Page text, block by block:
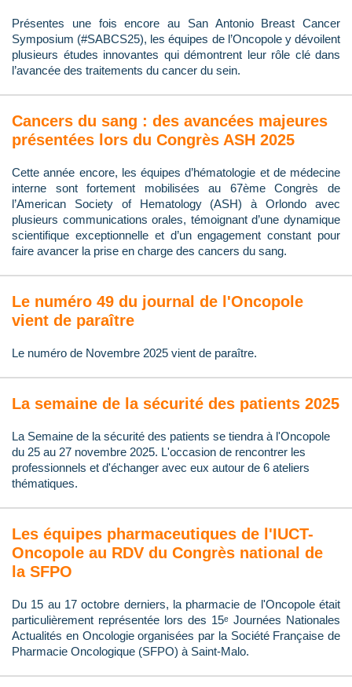
Présentes une fois encore au San Antonio Breast Cancer
Symposium (#SABCS25), les équipes de l’Oncopole y dévoilent
plusieurs études innovantes qui démontrent leur rôle clé dans
l’avancée des traitements du cancer du sein.
Cancers du sang : des avancées majeures
présentées lors du Congrès ASH 2025
Cette année encore, les équipes d’hématologie et de médecine
interne sont fortement mobilisées au 67ème Congrès de
l’American Society of Hematology (ASH) à Orlondo avec
plusieurs communications orales, témoignant d’une dynamique
scientifique exceptionnelle et d’un engagement constant pour
faire avancer la prise en charge des cancers du sang.
Le numéro 49 du journal de l'Oncopole
vient de paraître
Le numéro de Novembre 2025 vient de paraître.
La semaine de la sécurité des patients 2025
La Semaine de la sécurité des patients se tiendra à l'Oncopole
du 25 au 27 novembre 2025. L'occasion de rencontrer les
professionnels et d'échanger avec eux autour de 6 ateliers
thématiques.
Les équipes pharmaceutiques de l'IUCT-
Oncopole au RDV du Congrès national de
la SFPO
Du 15 au 17 octobre derniers, la pharmacie de l'Oncopole était
particulièrement représentée lors des 15ᵉ Journées Nationales
Actualités en Oncologie organisées par la Société Française de
Pharmacie Oncologique (SFPO) à Saint-Malo.